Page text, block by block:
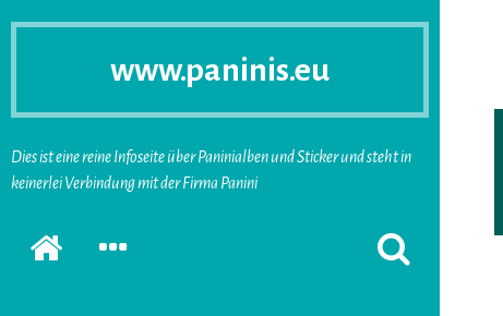
www.paninis.eu
Dies ist eine reine Infoseite über Paninialben und Sticker und steht in
keinerlei Verbindung mit der Firma Panini
Startseite
SEKUNDÄRE
SUCHFORMULAR
ERSCHEINEN